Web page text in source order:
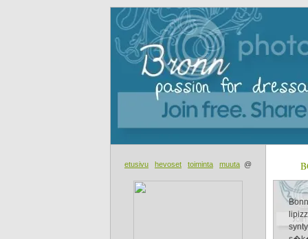
etusivu hevoset toiminta muuta @